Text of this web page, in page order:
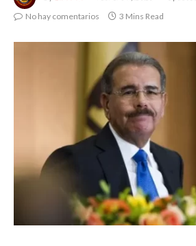
No hay comentarios
3 Mins Read